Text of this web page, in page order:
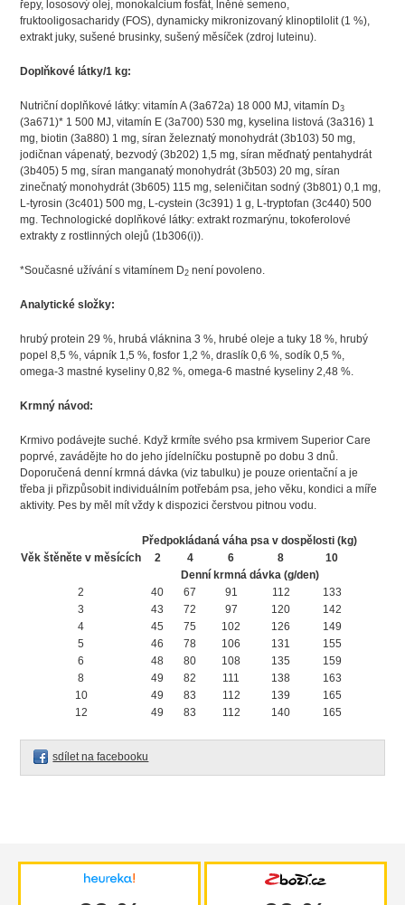
řepy, lososový olej, monokalcium fosfát, lněné semeno,
fruktooligosacharidy (FOS), dynamicky mikronizovaný klinoptilolit (1 %),
extrakt juky, sušené brusinky, sušený měsíček (zdroj luteinu).
Doplňkové látky/1 kg:
Nutriční doplňkové látky: vitamín A (3a672a) 18 000 MJ, vitamín D3
(3a671)* 1 500 MJ, vitamín E (3a700) 530 mg, kyselina listová (3a316) 1
mg, biotin (3a880) 1 mg, síran železnatý monohydrát (3b103) 50 mg,
jodičnan vápenatý, bezvodý (3b202) 1,5 mg, síran měďnatý pentahydrát
(3b405) 5 mg, síran manganatý monohydrát (3b503) 20 mg, síran
zinečnatý monohydrát (3b605) 115 mg, seleničitan sodný (3b801) 0,1 mg,
L-tyrosin (3c401) 500 mg, L-cystein (3c391) 1 g, L-tryptofan (3c440) 500
mg. Technologické doplňkové látky: extrakt rozmarýnu, tokoferolové
extrakty z rostlinných olejů (1b306(i)).
*Současné užívání s vitamínem D2 není povoleno.
Analytické složky:
hrubý protein 29 %, hrubá vláknina 3 %, hrubé oleje a tuky 18 %, hrubý
popel 8,5 %, vápník 1,5 %, fosfor 1,2 %, draslík 0,6 %, sodík 0,5 %,
omega-3 mastné kyseliny 0,82 %, omega-6 mastné kyseliny 2,48 %.
Krmný návod:
Krmivo podávejte suché. Když krmíte svého psa krmivem Superior Care
poprvé, zavádějte ho do jeho jídelníčku postupně po dobu 3 dnů.
Doporučená denní krmná dávka (viz tabulku) je pouze orientační a je
třeba ji přizpůsobit individuálním potřebám psa, jeho věku, kondici a míře
aktivity. Pes by měl mít vždy k dispozici čerstvou pitnou vodu.
Věk štěněte v měsících
Předpokládaná váha psa v dospělosti (kg)
2
4 6 8
10
Denní krmná dávka (g/den)
2
40 67 91 112
133
3
43 72 97 120
142
4
45 75 102 126
149
5
46 78 106 131
155
6
48 80 108 135
159
8
49 82 111 138
163
10
49 83 112 139
165
12
49 83 112 140 165
sdílet na facebooku